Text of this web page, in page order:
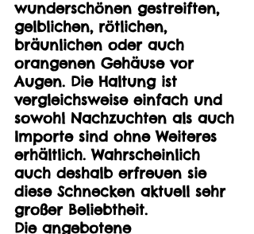
wunderschönen gestreiften,
gelblichen, rötlichen,
bräunlichen oder auch
orangenen Gehäuse vor
Augen. Die Haltung ist
vergleichsweise einfach und
sowohl Nachzuchten als auch
Importe sind ohne Weiteres
erhältlich. Wahrscheinlich
auch deshalb erfreuen sie
diese Schnecken aktuell sehr
großer Beliebtheit.
Die angebotene